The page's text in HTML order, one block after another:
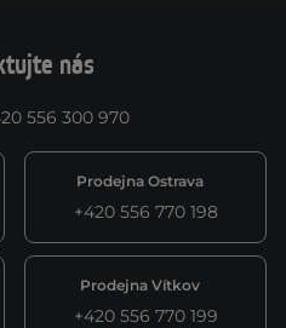
nás
556 300 970
Prodejna Ostrava
+420 556 770 198
Prodejna Vítkov
+420 556 770 199